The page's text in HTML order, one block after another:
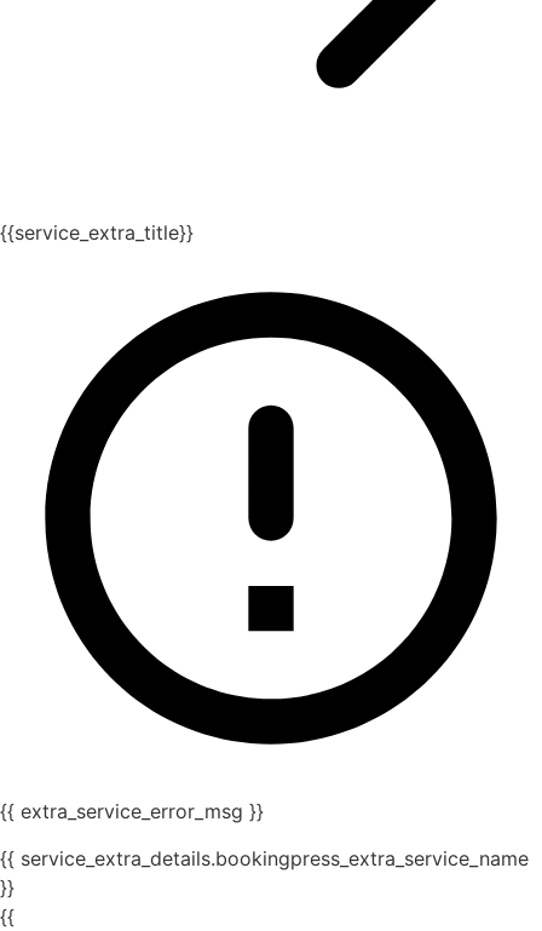
{{service_extra_title}}
{{ extra_service_error_msg }}
{{ service_extra_details.bookingpress_extra_service_name
}}
{{